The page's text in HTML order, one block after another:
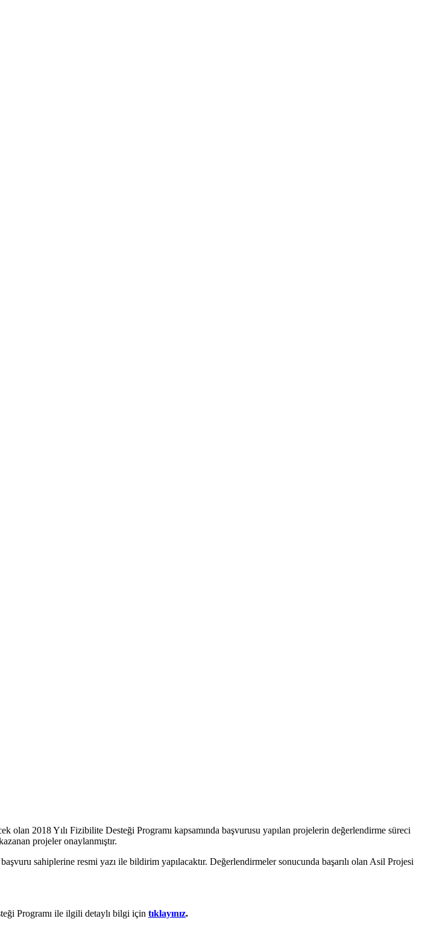
2018 Yılı Fizibilite Desteği Programı kapsamında başvurusu yapılan projelerin değerlendirme süreci
projeler onaylanmıştır.
sahiplerine resmi yazı ile bildirim yapılacaktır. Değerlendirmeler sonucunda başarılı olan Asil Projesi
Programı ile ilgili detaylı bilgi için tıklayınız.